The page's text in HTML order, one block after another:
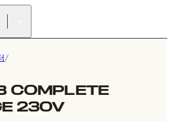
/
COMPLETE
230V